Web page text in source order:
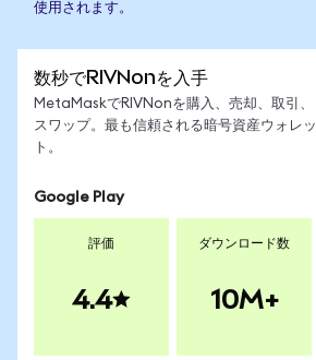
使用されます。
数秒でRIVNonを入手
MetaMaskでRIVNonを購入、売却、取引、
スワップ。最も信頼される暗号資産ウォレッ
ト。
Google Play
評価
4.4
ダウンロード数
10M+